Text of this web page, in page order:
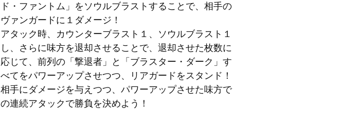
ド・ファントム」をソウルブラストすることで、相手の
ヴァンガードに１ダメージ！
アタック時、カウンターブラスト１、ソウルブラスト１
し、さらに味方を退却させることで、退却させた枚数に
応じて、前列の「撃退者」と「ブラスター・ダーク」す
べてをパワーアップさせつつ、リアガードをスタンド！
相手にダメージを与えつつ、パワーアップさせた味方で
の連続アタックで勝負を決めよう！